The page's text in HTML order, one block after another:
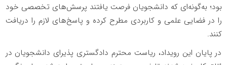
بود؛ به‌گونه‌ای که دانشجویان فرصت یافتند پرسش‌های تخصصی خود
را در فضایی علمی و کاربردی مطرح کرده و پاسخ‌های لازم را دریافت
کنند.
در پایان این رویداد، ریاست محترم دادگستری پذیرای دانشجویان در